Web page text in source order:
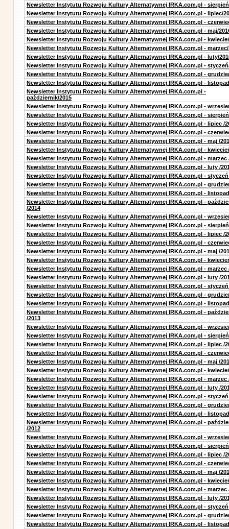
Newsletter Instytutu Rozwoju Kultury Alternatywnej IRKA.com.pl -
Newsletter Instytutu Rozwoju Kultury Alternatywnej IRKA.com.pl - lipiec/
Newsletter Instytutu Rozwoju Kultury Alternatywnej IRKA.com.pl -
Newsletter Instytutu Rozwoju Kultury Alternatywnej IRKA.com.pl - maj/
Newsletter Instytutu Rozwoju Kultury Alternatywnej IRKA.com.pl -
Newsletter Instytutu Rozwoju Kultury Alternatywnej IRKA.com.pl - marzec/
Newsletter Instytutu Rozwoju Kultury Alternatywnej IRKA.com.pl - luty/
Newsletter Instytutu Rozwoju Kultury Alternatywnej IRKA.com.pl -
Newsletter Instytutu Rozwoju Kultury Alternatywnej IRKA.com.pl -
Newsletter Instytutu Rozwoju Kultury Alternatywnej IRKA.com.pl -
Newsletter Instytutu Rozwoju Kultury Alternatywnej IRKA.com.pl -
październik/2015
Newsletter Instytutu Rozwoju Kultury Alternatywnej IRKA.com.pl -
Newsletter Instytutu Rozwoju Kultury Alternatywnej IRKA.com.pl -
Newsletter Instytutu Rozwoju Kultury Alternatywnej IRKA.com.pl - lipiec /
Newsletter Instytutu Rozwoju Kultury Alternatywnej IRKA.com.pl -
Newsletter Instytutu Rozwoju Kultury Alternatywnej IRKA.com.pl - maj /
Newsletter Instytutu Rozwoju Kultury Alternatywnej IRKA.com.pl -
Newsletter Instytutu Rozwoju Kultury Alternatywnej IRKA.com.pl - marzec
Newsletter Instytutu Rozwoju Kultury Alternatywnej IRKA.com.pl - luty /
Newsletter Instytutu Rozwoju Kultury Alternatywnej IRKA.com.pl - styczeń
Newsletter Instytutu Rozwoju Kultury Alternatywnej IRKA.com.pl -
Newsletter Instytutu Rozwoju Kultury Alternatywnej IRKA.com.pl - listopad
Newsletter Instytutu Rozwoju Kultury Alternatywnej IRKA.com.pl -
/2014
Newsletter Instytutu Rozwoju Kultury Alternatywnej IRKA.com.pl -
Newsletter Instytutu Rozwoju Kultury Alternatywnej IRKA.com.pl - sierpień
Newsletter Instytutu Rozwoju Kultury Alternatywnej IRKA.com.pl - lipiec /
Newsletter Instytutu Rozwoju Kultury Alternatywnej IRKA.com.pl -
Newsletter Instytutu Rozwoju Kultury Alternatywnej IRKA.com.pl - maj /
Newsletter Instytutu Rozwoju Kultury Alternatywnej IRKA.com.pl -
Newsletter Instytutu Rozwoju Kultury Alternatywnej IRKA.com.pl - marzec
Newsletter Instytutu Rozwoju Kultury Alternatywnej IRKA.com.pl - luty /
Newsletter Instytutu Rozwoju Kultury Alternatywnej IRKA.com.pl - styczeń
Newsletter Instytutu Rozwoju Kultury Alternatywnej IRKA.com.pl -
Newsletter Instytutu Rozwoju Kultury Alternatywnej IRKA.com.pl - listopad
Newsletter Instytutu Rozwoju Kultury Alternatywnej IRKA.com.pl -
/2013
Newsletter Instytutu Rozwoju Kultury Alternatywnej IRKA.com.pl -
Newsletter Instytutu Rozwoju Kultury Alternatywnej IRKA.com.pl - sierpień
Newsletter Instytutu Rozwoju Kultury Alternatywnej IRKA.com.pl - lipiec /
Newsletter Instytutu Rozwoju Kultury Alternatywnej IRKA.com.pl -
Newsletter Instytutu Rozwoju Kultury Alternatywnej IRKA.com.pl - maj /
Newsletter Instytutu Rozwoju Kultury Alternatywnej IRKA.com.pl -
Newsletter Instytutu Rozwoju Kultury Alternatywnej IRKA.com.pl - marzec
Newsletter Instytutu Rozwoju Kultury Alternatywnej IRKA.com.pl - luty /
Newsletter Instytutu Rozwoju Kultury Alternatywnej IRKA.com.pl - styczeń
Newsletter Instytutu Rozwoju Kultury Alternatywnej IRKA.com.pl -
Newsletter Instytutu Rozwoju Kultury Alternatywnej IRKA.com.pl - listopad
Newsletter Instytutu Rozwoju Kultury Alternatywnej IRKA.com.pl -
/2012
Newsletter Instytutu Rozwoju Kultury Alternatywnej IRKA.com.pl -
Newsletter Instytutu Rozwoju Kultury Alternatywnej IRKA.com.pl - sierpień
Newsletter Instytutu Rozwoju Kultury Alternatywnej IRKA.com.pl - lipiec /
Newsletter Instytutu Rozwoju Kultury Alternatywnej IRKA.com.pl -
Newsletter Instytutu Rozwoju Kultury Alternatywnej IRKA.com.pl - maj /
Newsletter Instytutu Rozwoju Kultury Alternatywnej IRKA.com.pl -
Newsletter Instytutu Rozwoju Kultury Alternatywnej IRKA.com.pl - marzec
Newsletter Instytutu Rozwoju Kultury Alternatywnej IRKA.com.pl - luty /
Newsletter Instytutu Rozwoju Kultury Alternatywnej IRKA.com.pl - styczeń
Newsletter Instytutu Rozwoju Kultury Alternatywnej IRKA.com.pl -
Newsletter Instytutu Rozwoju Kultury Alternatywnej IRKA.com.pl - listopad